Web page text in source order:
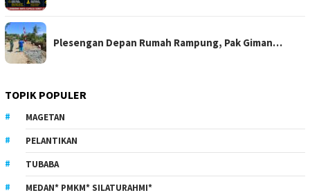
Plesengan Depan Rumah Rampung, Pak Giman…
TOPIK POPULER
MAGETAN
PELANTIKAN
TUBABA
MEDAN* PMKM* SILATURAHMI*